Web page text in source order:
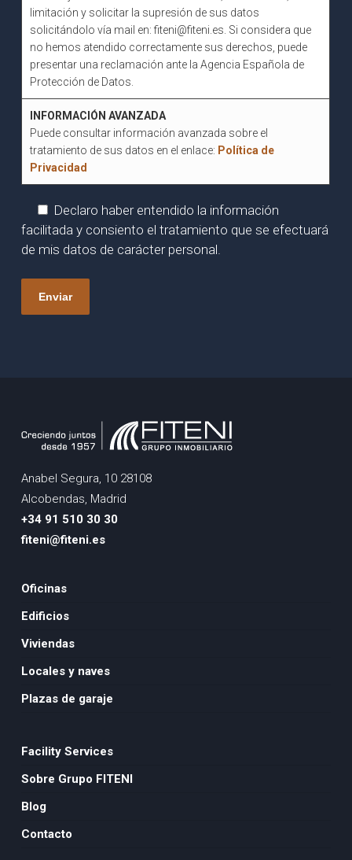
limitación y solicitar la supresión de sus datos
solicitándolo vía mail en: fiteni@fiteni.es. Si considera que
no hemos atendido correctamente sus derechos, puede
presentar una reclamación ante la Agencia Española de
Protección de Datos.
INFORMACIÓN AVANZADA
Puede consultar información avanzada sobre el
tratamiento de sus datos en el enlace: Política de
Privacidad
Declaro haber entendido la información
facilitada y consiento el tratamiento que se efectuará
de mis datos de carácter personal.
Anabel Segura, 10 28108
Alcobendas, Madrid
+34 91 510 30 30
fiteni@fiteni.es
Oficinas
Edificios
Viviendas
Locales y naves
Plazas de garaje
Facility Services
Sobre Grupo FITENI
Blog
Contacto